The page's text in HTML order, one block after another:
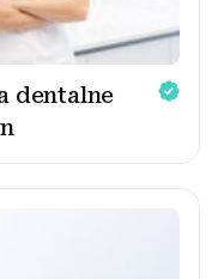
dentalne